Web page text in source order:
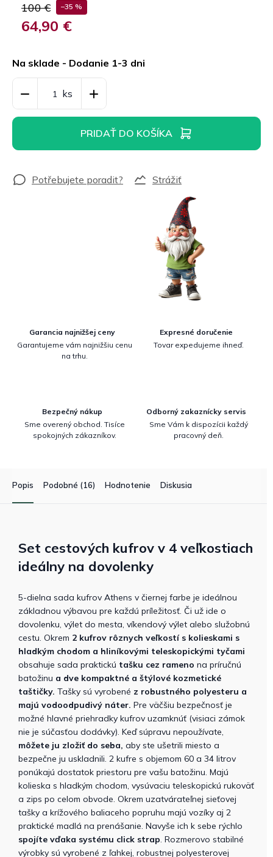
100 € –35 %
64,90 €
cena:
Na sklade - Dodanie 1-3 dni
PRIDAŤ DO KOŠÍKA
Strážiť
Garancia najnižšej ceny
Garantujeme vám najnižšiu cenu
na trhu.
Expresné doručenie
Tovar expedujeme ihneď.
Bezpečný nákup
Sme overený obchod. Tisíce
spokojných zákazníkov.
Odborný zakaznícky servis
Sme Vám k dispozícii každý
pracovný deň.
Popis Podobné (16) Hodnotenie Diskusia
Set cestových kufrov v 4 veľkostiach
ideálny na dovolenky
5-dielna sada kufrov Athens v čiernej farbe je ideálnou
základnou výbavou pre každú príležitosť. Či už ide o
dovolenku, výlet do mesta, víkendový výlet alebo služobnú
cestu. Okrem 2 kufrov rôznych veľkostí s kolieskami s
hladkým chodom a hliníkovými teleskopickými tyčami
obsahuje sada praktickú tašku cez rameno na príručnú
batožinu a dve kompaktné a štýlové kozmetické
taštičky. Tašky sú vyrobené z robustného polyesteru a
majú vodoodpudivý náter. Pre väčšiu bezpečnosť je
možné hlavné priehradky kufrov uzamknúť (visiaci zámok
nie je súčasťou dodávky). Keď súpravu nepoužívate,
môžete ju zložiť do seba, aby ste ušetrili miesto a
bezpečne ju uskladnili. 2 kufre s objemom 60 a 34 litrov
ponúkajú dostatok priestoru pre vašu batožinu. Majú
kolieska s hladkým chodom, vysúvaciu teleskopickú rukoväť
a zips po celom obvode. Okrem uzatvárateľnej sieťovej
tašky a krížového baliaceho popruhu majú vozíky aj 2
praktické madlá na prenášanie. Navyše ich k sebe rýchlo
spojíte vďaka systému click strap . Rozmerovo stabilné
výrobky sú vyrobené z ľahkej, robustnej polyesterovej